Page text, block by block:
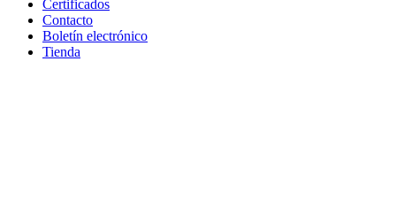
Certificados
Contacto
Boletín electrónico
Tienda